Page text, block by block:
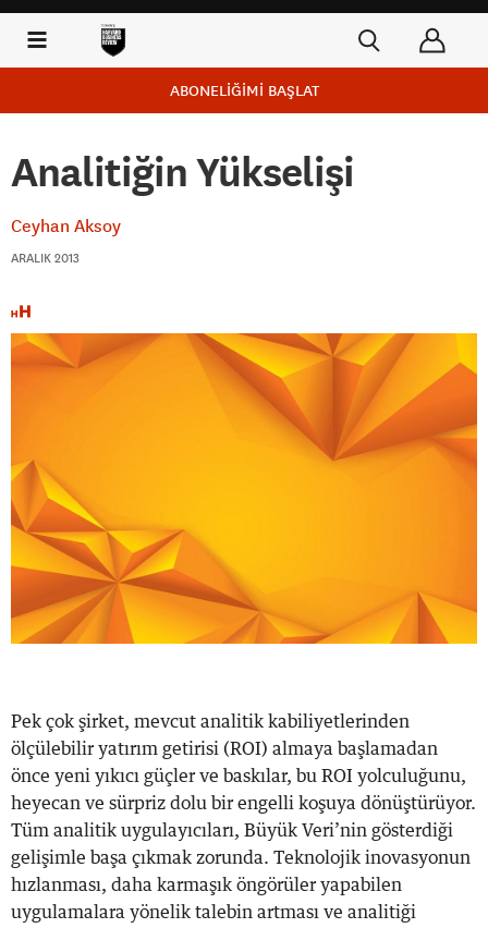
ABONELİĞİMİ BAŞLAT
Analitiğin Yükselişi
Ceyhan Aksoy
ARALIK 2013
Pek çok şirket, mevcut analitik kabiliyetlerinden
ölçülebilir yatırım getirisi (ROI) almaya başlamadan
önce yeni yıkıcı güçler ve baskılar, bu ROI yolculuğunu,
heyecan ve sürpriz dolu bir engelli koşuya dönüştürüyor.
Tüm analitik uygulayıcıları, Büyük Veri’nin gösterdiği
gelişimle başa çıkmak zorunda. Teknolojik inovasyonun
hızlanması, daha karmaşık öngörüler yapabilen
uygulamalara yönelik talebin artması ve analitiği